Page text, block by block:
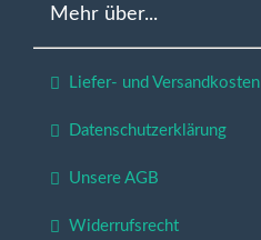
Mehr über...
Liefer- und Versandkosten
Datenschutzerklärung
Unsere AGB
Widerrufsrecht